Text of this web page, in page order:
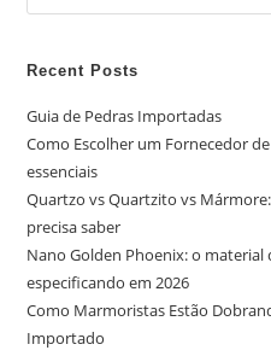
Recent Posts
Guia de Pedras Importadas
Como Escolher um Fornecedor
essenciais
Quartzo vs Quartzito vs
precisa saber
Nano Golden Phoenix: o
especificando em 2026
Como Marmoristas Estão
Importado